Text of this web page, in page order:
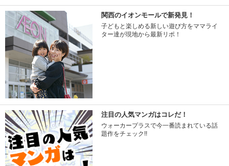
関西のイオンモールで新発見！
子どもと楽しめる新しい遊び方をママライ
ター達が現地から最新リポ！
注目の人気マンガはコレだ！
ウォーカープラスで今一番読まれている話
題作をチェック!!